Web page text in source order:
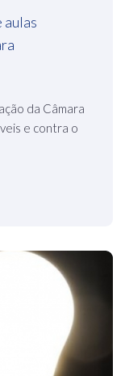
da Câmara
e contra o